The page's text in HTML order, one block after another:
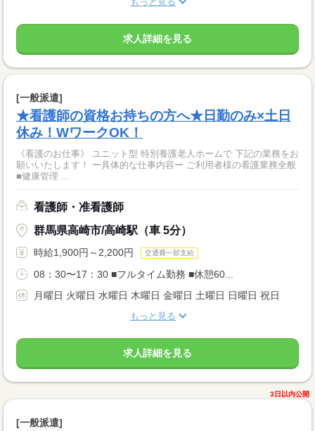
求人詳細を見る
[一般派遣]
★看護師の資格お持ちの方へ★日勤のみ×土日
休み！WワークOK！
《看護のお仕事》 ユニット型 特別養護老人ホームで 下記の業務をお
願いいたします！ ー具体的な仕事内容ー ご利用者様の看護業務全般
■健康管理 ...
看護師・准看護師
群馬県高崎市/高崎駅（車 5分）
時給1,900円～2,200円 交通費一部支給
08：30〜17：30 ■フルタイム勤務 ■休憩60...
月曜日 火曜日 水曜日 木曜日 金曜日 土曜日 日曜日 祝日
もっと見る
求人詳細を見る
3日以内公開
[一般派遣]